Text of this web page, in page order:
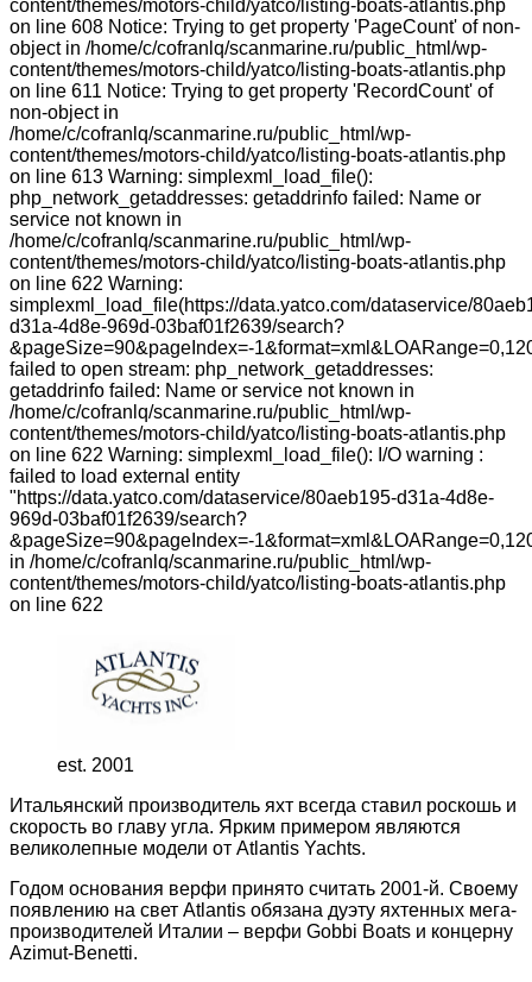
content/themes/motors-child/yatco/listing-boats-atlantis.php
on line 608 Notice: Trying to get property 'PageCount' of non-
object in /home/c/cofranlq/scanmarine.ru/public_html/wp-
content/themes/motors-child/yatco/listing-boats-atlantis.php
on line 611 Notice: Trying to get property 'RecordCount' of
non-object in
/home/c/cofranlq/scanmarine.ru/public_html/wp-
content/themes/motors-child/yatco/listing-boats-atlantis.php
on line 613 Warning: simplexml_load_file():
php_network_getaddresses: getaddrinfo failed: Name or
service not known in
/home/c/cofranlq/scanmarine.ru/public_html/wp-
content/themes/motors-child/yatco/listing-boats-atlantis.php
on line 622 Warning:
simplexml_load_file(https://data.yatco.com/dataservice/
d31a-4d8e-969d-03baf01f2639/search?
&pageSize=90&pageIndex=-
failed to open stream: php_network_getaddresses:
getaddrinfo failed: Name or service not known in
/home/c/cofranlq/scanmarine.ru/public_html/wp-
content/themes/motors-child/yatco/listing-boats-atlantis.php
on line 622 Warning: simplexml_load_file(): I/O warning :
failed to load external entity
"https://data.yatco.com/dataservice/80aeb195-d31a-4d8e-
969d-03baf01f2639/search?
&pageSize=90&pageIndex=-
in /home/c/cofranlq/scanmarine.ru/public_html/wp-
content/themes/motors-child/yatco/listing-boats-atlantis.php
on line 622
est. 2001
Итальянский производитель яхт всегда ставил роскошь и
скорость во главу угла. Ярким примером являются
великолепные модели от Atlantis Yachts.
Годом основания верфи принято считать 2001-й. Своему
появлению на свет Atlantis обязана дуэту яхтенных мега-
производителей Италии – верфи Gobbi Boats и концерну
Azimut-Benetti.